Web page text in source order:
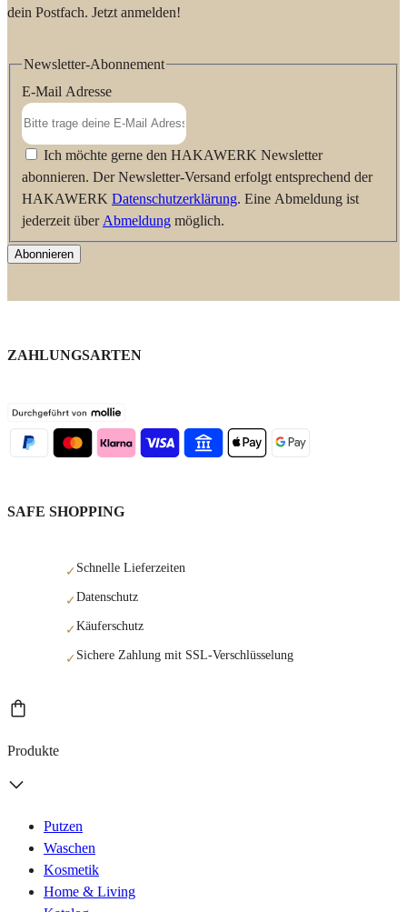
dein Postfach. Jetzt anmelden!
Newsletter-Abonnement
E-Mail Adresse
Ich möchte gerne den HAKAWERK Newsletter
abonnieren. Der Newsletter-Versand erfolgt entsprechend der
HAKAWERK Datenschutzerklärung. Eine Abmeldung ist
jederzeit über Abmeldung möglich.
Abonnieren
ZAHLUNGSARTEN
SAFE SHOPPING
✓ Schnelle Lieferzeiten
✓Datenschutz
✓Käuferschutz
✓ Sichere Zahlung mit SSL-Verschlüsselung
Produkte
Putzen
Waschen
Kosmetik
Home & Living